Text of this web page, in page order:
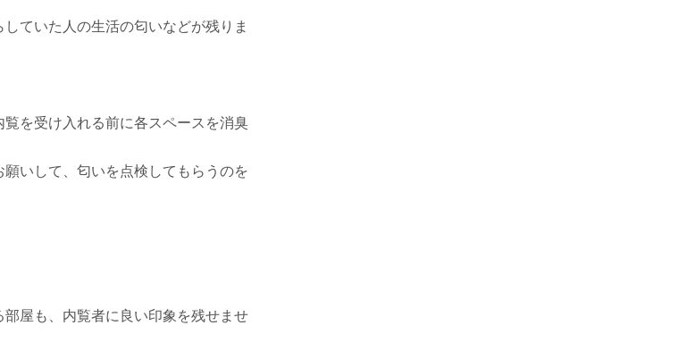
ていた人の生活の匂いなどが残りま
を受け入れる前に各スペースを消臭
いして、匂いを点検してもらうのを
屋も、内覧者に良い印象を残せませ